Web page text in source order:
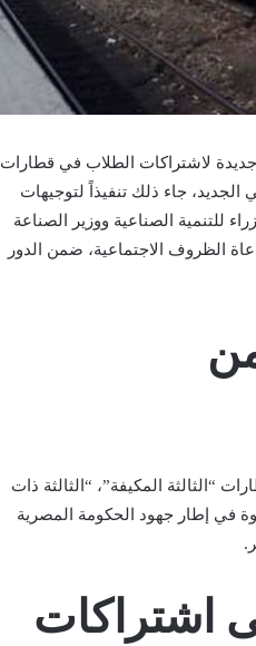
لاشتراكات الطلاب في قطارات
الجديد، جاء ذلك تنفيذاً لتوجيهات
للتنمية الصناعية ووزير الصناعة
الظروف الاجتماعية، ضمن الدور
“الثالثة المكيفة”، “الثالثة ذات
في إطار جهود الحكومة المصرية
اشتراكات